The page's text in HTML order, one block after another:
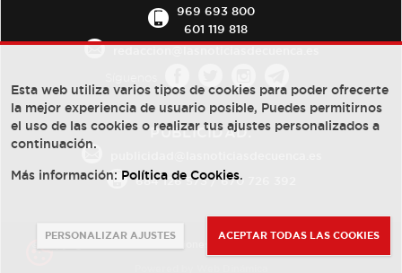
969 693 800
601 119 818
PUBLICIDAD:
684 126 573/670 726 392
Esta web utiliza varios tipos de cookies para poder ofrecerte
la mejor experiencia de usuario posible, Puedes permitirnos
el uso de las cookies o realizar tus ajustes personalizados a
continuación.
Más información: Política de Cookies.
PERSONALIZAR AJUSTES ACEPTAR TODAS LAS COOKIES